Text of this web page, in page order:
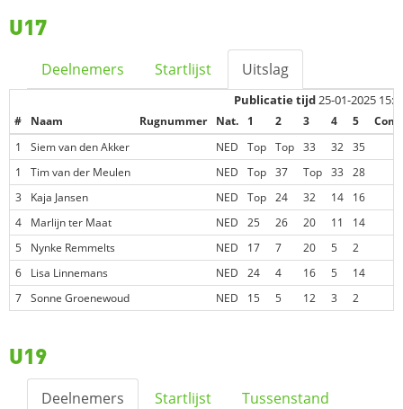
U17
Deelnemers Startlijst Uitslag
Publicatie tijd25-01-2025
# Naam Rugnummer Nat. 1 2 3 4 5
1
Siem van den Akker NED Top Top 33 32 35
1
Tim van der Meulen NED Top 37 Top 33
28
3
Kaja Jansen NED Top 24 32 14
16
4
Marlijn ter Maat NED 25 26 20 11
14
5
Nynke Remmelts NED 17 7 20 5
2
6
Lisa Linnemans NED 24 4 16 5
14
7 Sonne Groenewoud NED 15 5 12 3 2
U19
Deelnemers Startlijst Tussenstand